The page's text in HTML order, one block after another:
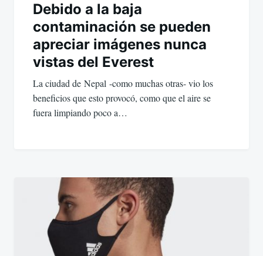
Debido a la baja
contaminación se pueden
apreciar imágenes nunca
vistas del Everest
La ciudad de Nepal -como muchas otras- vio los
beneficios que esto provocó, como que el aire se
fuera limpiando poco a…